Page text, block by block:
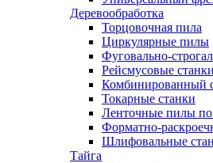
Деревообработка
Торцовочная пила
Циркулярные пилы
Фуговально-
Рейсмусовые станки
Комбинированный
Токарные станки
Ленточные пилы по
Форматно-
Шлифовальные
Тайга